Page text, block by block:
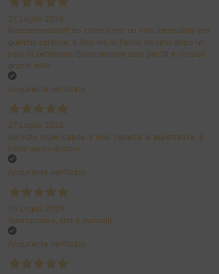
27 Luglio 2026
Raccomandato!!! ho chiesto per un vino introvabile per
qualche cartone, e loro me lo hanno trovato dopo un
paio di settimane. Sono sempre stati gentili e cordiali
grazie mille.
Acquirente verificato
27 Luglio 2026
Servizio impeccabile. Il vino rispetta le aspettative. 5
stelle senza dubbio
Acquirente verificato
25 Luglio 2026
Spettacolare, seri e puntuali
Acquirente verificato